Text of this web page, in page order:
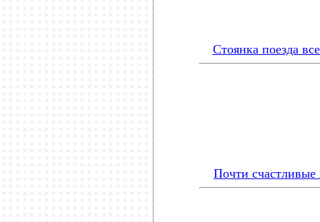
Стоянка поезда
Почти